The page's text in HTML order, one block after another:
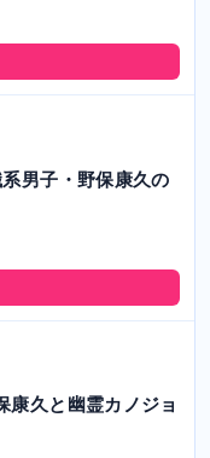
男子・野保康久の
康久と幽霊カノジョ